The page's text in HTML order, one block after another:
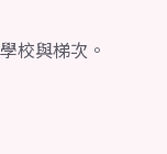
校與梯次。